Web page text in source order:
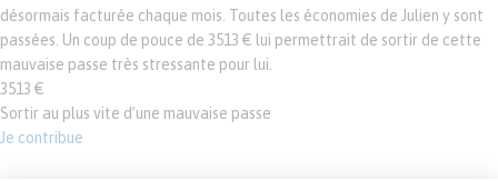
désormais facturée chaque mois. Toutes les économies de Julien y sont
passées. Un coup de pouce de 3513 € lui permettrait de sortir de cette
mauvaise passe très stressante pour lui.
3513 €
Sortir au plus vite d’une mauvaise passe
Je contribue